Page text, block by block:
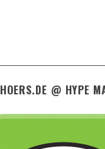
HOERS.DE @ HYPE